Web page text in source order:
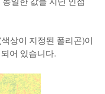
상이 지정된 폴리곤)이
어 있습니다.